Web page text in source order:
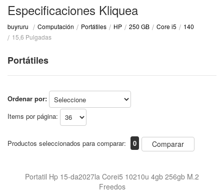
Especificaciones Kliquea
buyruru Computación Portátiles HP 250 GB Core i5
140
15,6 Pulgadas
Portátiles
Ordenar por:
Items por página:
Productos seleccionados para comparar: 0 Comparar
Portatil Hp 15-da2027la Corei5 10210u 4gb 256gb M.2
Freedos